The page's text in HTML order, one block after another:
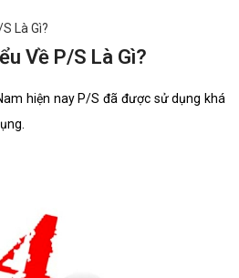
Về P/S Là Gì?
hiện nay P/S đã được sử dụng khá